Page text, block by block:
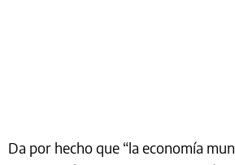
Da por hecho que “la economía